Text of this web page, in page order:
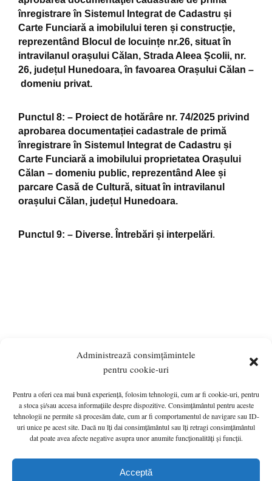
Administrează consimțămintele
pentru cookie-uri
Pentru a oferi cea mai bună experiență, folosim tehnologii, cum ar fi cookie-uri, pentru
a stoca și/sau accesa informațiile despre dispozitive. Consimțământul pentru aceste
tehnologii ne permite să procesăm date, cum ar fi comportamentul de navigare sau ID-
uri unice pe acest site. Dacă nu îți dai consimțământul sau îți retragi consimțământul
dat poate avea afecte negative asupra unor anumite funcționalități și funcții.
Acceptă
înregistrare în Sistemul Integrat de Cadastru și
Carte Funciară a imobilului teren și construcție,
reprezentând Blocul de locuințe nr.26, situat în
intravilanul orașului Călan, Strada Aleea Școlii, nr.
26, județul Hunedoara, în favoarea Orașului Călan –
domeniu privat.
Punctul 8: – Proiect de hotărâre nr. 74/2025 privind
aprobarea documentației cadastrale de primă
înregistrare în Sistemul Integrat de Cadastru și
Carte Funciară a imobilului proprietatea Orașului
Călan – domeniu public, reprezentând Alee și
parcare Casă de Cultură, situat în intravilanul
orașului Călan, județul Hunedoara.
Punctul 9: – Diverse. Întrebări și interpelări.
ANUNȚURI
MONITORUL OFICIAL LOCAL
PRIMĂRIA
HOTĂRÂRI de C.L.
INFO UTIL
Politică cookie-uri (UE)
G.D.P.R. CONTACT
Primăria Orașului Călan © 2022 - A Wordpress Solution - Hosted by